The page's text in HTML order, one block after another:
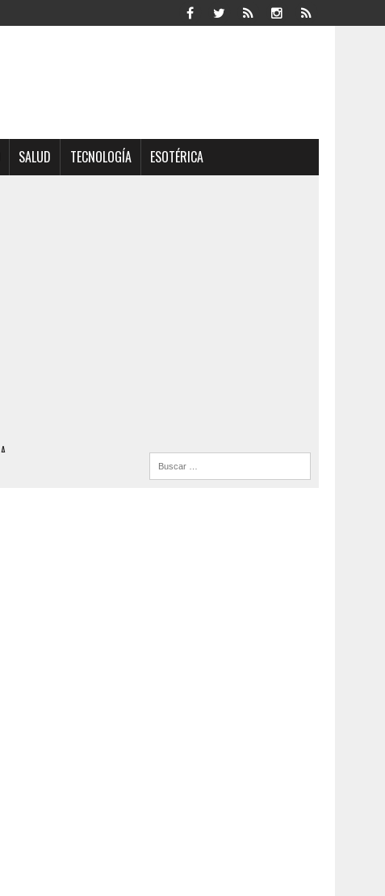
SALUD TECNOLOGÍA ESOTÉRICA